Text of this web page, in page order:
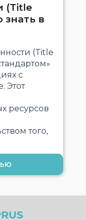
(Title
знать в
(Title
с
Этот
ресурсов
того,